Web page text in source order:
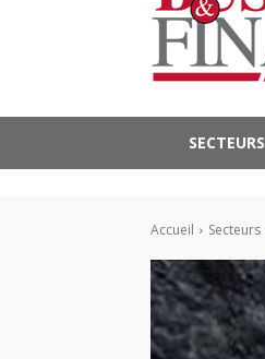
SECTEURS
Accueil Secteurs